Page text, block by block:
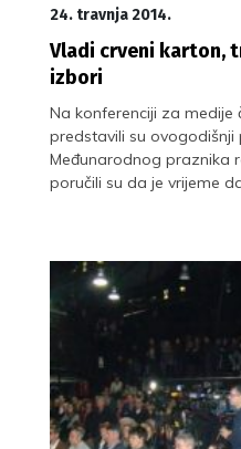
24. travnja 2014.
Vladi crveni karton,
izbori
Na konferenciji za medije
predstavili su ovogodišnji
Međunarodnog praznika
poručili su da je vrijeme